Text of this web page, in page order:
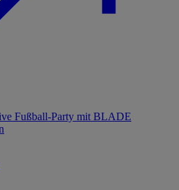
Fußball-Party mit BLADE